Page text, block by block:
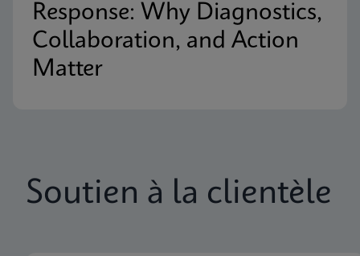
Document
C360 Support & Analytics Terms & Conditions
(Canada only)
Response: Why Diagnostics,
Collaboration, and Action
Matter
Soutien à la clientèle